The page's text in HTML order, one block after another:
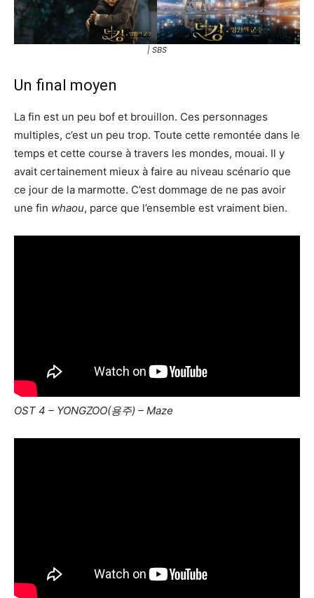
| SBS
Un final moyen
La fin est un peu bof et brouillon. Ces personnages
multiples, c’est un peu trop. Toute cette remontée dans le
temps et cette course à travers les mondes, mouai. Il y
avait certainement mieux à faire au niveau scénario que
ce jour de la marmotte. C’est dommage de ne pas avoir
une fin whaou, parce que l’ensemble est vraiment bien.
OST 4 – YONGZOO(용주) – Maze